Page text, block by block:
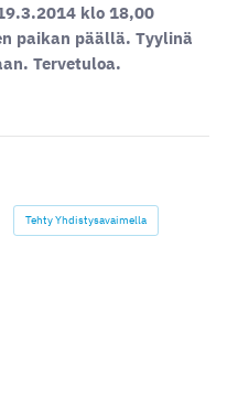
klo 18,00
paikan päällä. Tyylinä
Tervetuloa.
Tehty Yhdistysavaimella